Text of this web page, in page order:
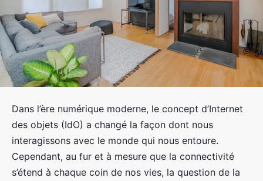
Dans l’ère numérique moderne, le concept d’Internet
des objets (IdO) a changé la façon dont nous
interagissons avec le monde qui nous entoure.
Cependant, au fur et à mesure que la connectivité
s’étend à chaque coin de nos vies, la question de la